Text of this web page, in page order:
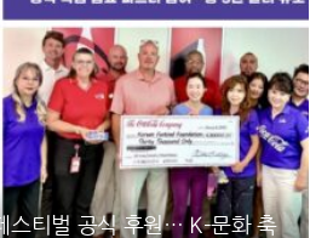
스티벌 공식 후원… K-문화 축